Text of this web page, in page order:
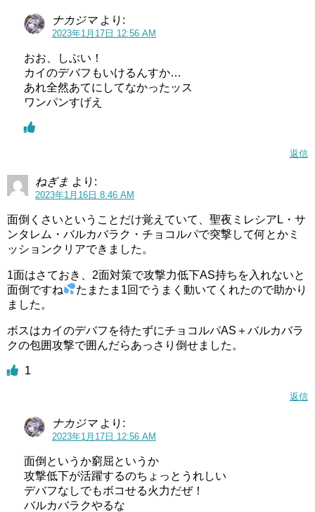
ナカジマ より:
2023年1月17日 12:56 AM
おお、しぶい！
カイのデバフもいけるんすか…
あれ全然あてにしてなかったッス
ワンパンすげえ
返信
ねぎま より:
2023年1月16日 8:46 AM
面倒くさいということだけ覚えていて、聖夜ミレシアL・サ
ンタレム・バルカバラク・チョコルパで突撃して何とかミ
ッションクリアできました。
1面はさておき、2面対策で攻撃力低下AS持ちを入れないと
面倒ですね
たまたま1回でうまく動いてくれたので助かり
ました。
ボスはカイのデバフを待たずにチョコルパAS＋バルカバラ
クの包囲攻撃で囲んだらあっさり倒せました。
1
返信
ナカジマ より:
2023年1月17日 12:56 AM
面倒というか窮屈というか
攻撃低下が活躍するのちょっとうれしい
デバフなしでもボコせる火力だぜ！
バルカバラクやるな